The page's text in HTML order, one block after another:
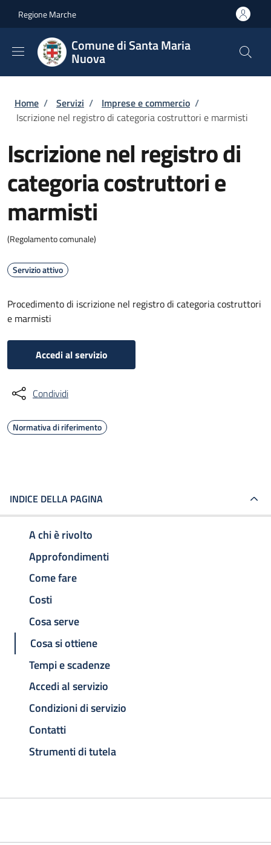
Regione Marche
Comune di Santa Maria
Nuova
Briciole di pane
Home / Servizi / Imprese e commercio /
Iscrizione nel registro di categoria costruttori e marmisti
Iscrizione nel registro di
categoria costruttori e
marmisti
(Regolamento comunale)
Servizio attivo
Procedimento di iscrizione nel registro di categoria costruttori
e marmisti
Accedi al servizio
Condividi
Normativa di riferimento
INDICE DELLA PAGINA
A chi è rivolto
Approfondimenti
Come fare
Costi
Cosa serve
Cosa si ottiene
Tempi e scadenze
Accedi al servizio
Condizioni di servizio
Contatti
Strumenti di tutela